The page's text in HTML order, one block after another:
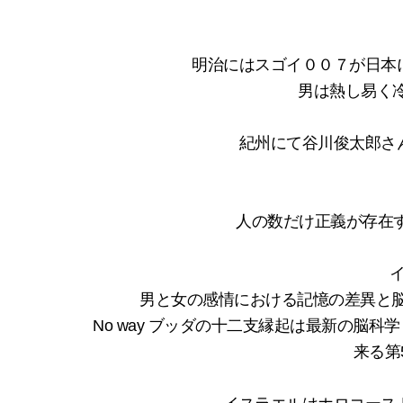
明治にはスゴイ００７が日
男は熱し易く
紀州にて谷川俊太郎
人の数だけ正義が存在
男と女の感情における記憶の差異と
No way ブッダの十二支縁起は最新の脳科
来る